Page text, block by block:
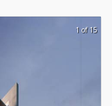
1 of 15